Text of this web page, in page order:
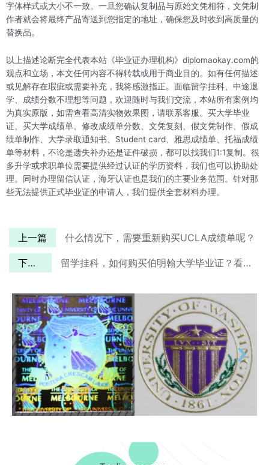
字体样式或大小不一致。一旦您确认复制品与原始文凭相符，文凭制
作者就会将最终产品寄送到您指定的地址，确保您及时收到高质量的
替换品。
以上描述论断完全代表本站《毕业证办理机构》diplomaokay.com的
观点和立场，本文任何内容不得转载或用于商业目的。如有任何描述
或见解存在瑕疵或需要补充，我将感激指正。面临留学挂科、中途退
学、成绩分数不理想等问题，欢迎随时与我们交流，本站所有案例均
为真实原版，如需查看高清实物效果图，请联系客服。买大学毕业
证、买大学成绩单、修改成绩单分数、文凭复刻、假文凭制作、假成
绩单制作、大学录取通知书、Student card、雅思成绩单、托福成绩
单等材料，不论是遗失补办还是证件破损，都可以找我们1:1复制。很
多升学或求职单位需要提供经过认证的学历资料，我们也可以协助处
理。同时办理留信认证，海牙认证也是我们的主要业务范围。针对那
些无法提供正式毕业证的申请人，我们提供全套材料办理。
上一篇 什么情况下，需要重新购买UCLA成绩单呢？
下一篇 留学挂科，如何购买伯明翰大学毕业证？看完就知道了